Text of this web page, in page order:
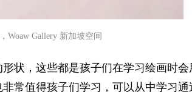
Woaw Gallery 新加坡空间
状，这些都是孩子们在学习绘画时会
常值得孩子们学习，可以从中学习通